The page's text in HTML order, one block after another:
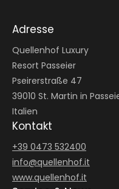
Adresse
Quellenhof Luxury
Resort Passeier
Pseirerstraße 47
39010 St. Martin in
Italien
Kontakt
+39 0473 532400
info@quellenhof.it
www.quellenhof.it